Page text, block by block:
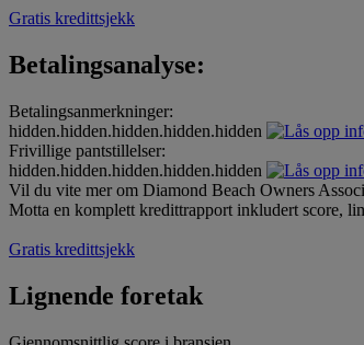
Gratis kredittsjekk
Betalingsanalyse:
Betalingsanmerkninger:
hidden.hidden.hidden.hidden.hidden
Frivillige pantstillelser:
hidden.hidden.hidden.hidden.hidden
Vil du vite mer om Diamond Beach Owners
Motta en komplett kredittrapport inkludert score,
Gratis kredittsjekk
Lignende foretak